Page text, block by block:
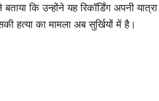
कि उन्होंने यह रिकॉर्डिंग अपनी
हत्या का मामला अब सुर्खियों में है।